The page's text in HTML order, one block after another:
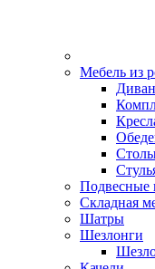
Мебель из
Подвесные
Складная
Шатры
Шезлонги